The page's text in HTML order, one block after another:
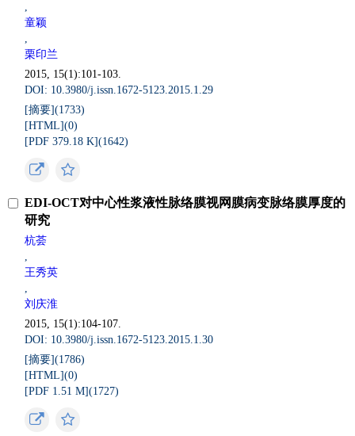
,
童颖
,
栗印兰
2015, 15(1):101-103.
DOI: 10.3980/j.issn.1672-5123.2015.1.29
[摘要](1733)
[HTML](0)
[PDF 379.18 K](1642)
EDI-OCT对中心性浆液性脉络膜视网膜病变脉络膜厚度的
研究
杭荟
,
王秀英
,
刘庆淮
2015, 15(1):104-107.
DOI: 10.3980/j.issn.1672-5123.2015.1.30
[摘要](1786)
[HTML](0)
[PDF 1.51 M](1727)